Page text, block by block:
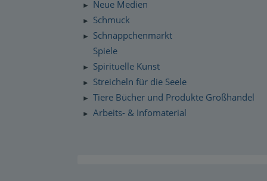
► Neue Medien
► Schmuck
►
Schnäppchenmarkt
Spiele
► Spirituelle Kunst
► Streicheln für die Seele
► Tiere Bücher und Produkte Großhandel
► Arbeits- & Infomaterial